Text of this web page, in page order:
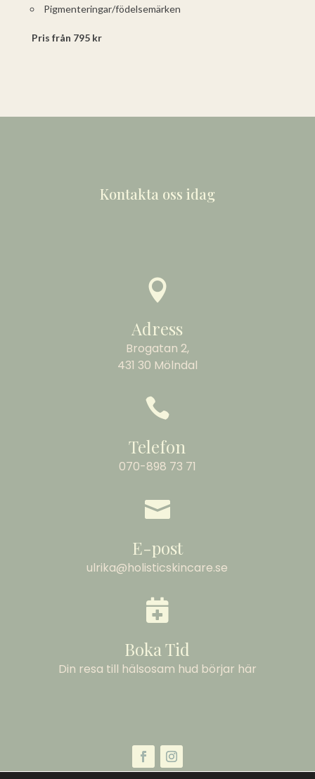
Pigmenteringar/födelsemärken
Pris från 795 kr
Kontakta oss idag

Adress
Brogatan 2,
431 30 Mölndal

Telefon
070-898 73 71

E-post
ulrika@holisticskincare.se

Boka Tid
Din resa till hälsosam hud börjar här